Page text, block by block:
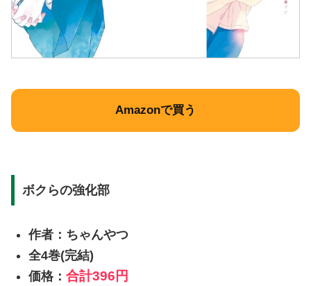
Amazonで買う
ボクらの強化部
作者：ちゃんやつ
全4巻(完結)
価格： 合計396円